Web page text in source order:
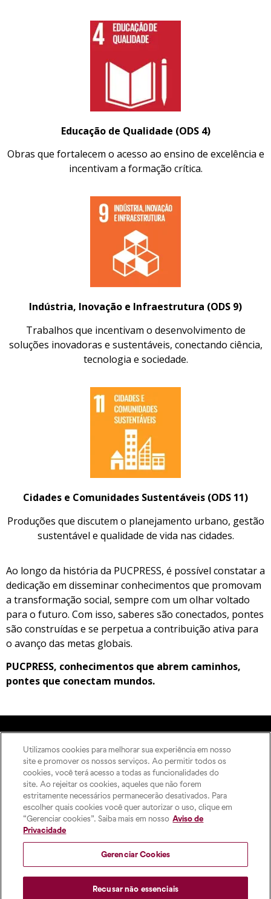
Educação de Qualidade (ODS 4)
Obras que fortalecem o acesso ao ensino de excelência e
incentivam a formação crítica.
Indústria, Inovação e Infraestrutura (ODS 9)
Trabalhos que incentivam o desenvolvimento de
soluções inovadoras e sustentáveis, conectando ciência,
tecnologia e sociedade.
Cidades e Comunidades Sustentáveis (ODS 11)
Produções que discutem o planejamento urbano, gestão
sustentável e qualidade de vida nas cidades.
Ao longo da história da PUCPRESS, é possível constatar a
dedicação em disseminar conhecimentos que promovam
a transformação social, sempre com um olhar voltado
para o futuro. Com isso, saberes são conectados, pontes
são construídas e se perpetua a contribuição ativa para
o avanço das metas globais.
PUCPRESS, conhecimentos que abrem caminhos,
pontes que conectam mundos.
Rua Imaculada Conceição,
1155 – Prado Velho,
Curitiba – PR, 80215-901
Das 8h às 17h, de segunda a
sexta-feira
pucpress@pucpr.br
A Editora
Como publicar
ODS
Contato
Utilizamos cookies para melhorar sua experiência em nosso
site e promover os nossos serviços. Ao permitir todos os
cookies, você terá acesso a todas as funcionalidades do
site. Ao rejeitar os cookies, aqueles que não forem
estritamente necessários permanecerão desativados. Para
escolher quais cookies você quer autorizar o uso, clique em
“Gerenciar cookies”. Saiba mais em nosso Aviso de
Privacidade
Gerenciar Cookies
Recusar não essenciais